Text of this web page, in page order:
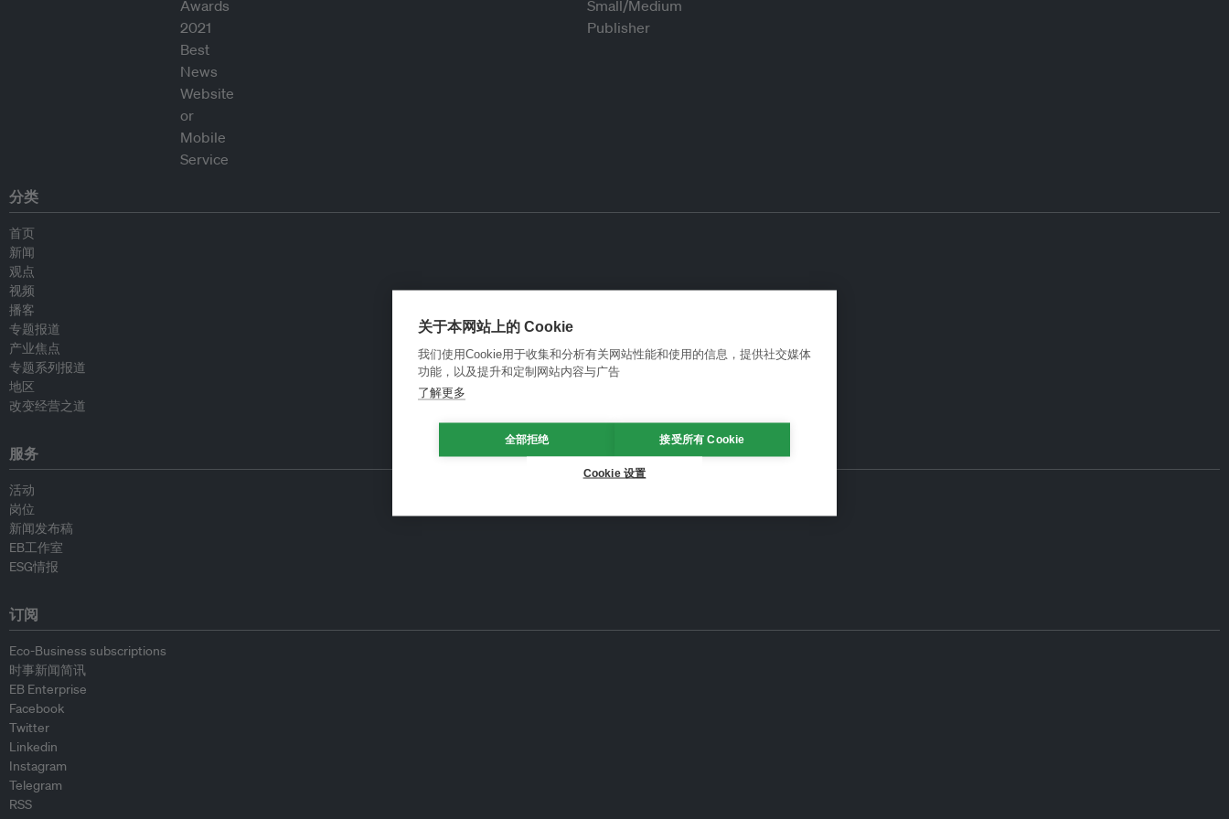
分类
首页
新闻
观点
视频
播客
专题报道
产业焦点
专题系列报道
地区
改变经营之道
服务
活动
岗位
新闻发布稿
EB工作室
ESG情报
订阅
Eco-Business subscriptions
时事新闻简讯
EB Enterprise
Facebook
Twitter
Linkedin
Instagram
Telegram
RSS
关于本网站上的 Cookie
我们使用Cookie用于收集和分析有关网站性能和使用的信息，提供社交媒体
功能，以及提升和定制网站内容与广告
了解更多
全部拒绝 接受所有 Cookie
Cookie 设置